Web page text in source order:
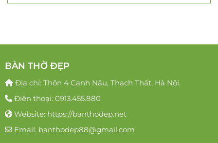
BÀN THỜ ĐẸP
Địa chỉ: Thôn 4 Canh Nậu, Thạch Thất, Hà Nội.
Điện thoại: 0913.455.880
Website: https://banthodep.net
Email: banthodep88@gmail.com